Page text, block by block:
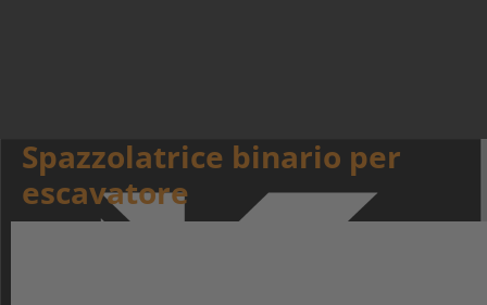
Spazzolatrice binario per
escavatore